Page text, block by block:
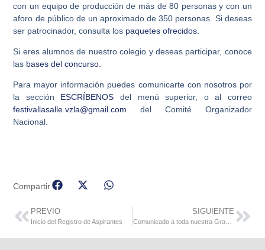
con un equipo de producción de más de 80 personas y con un
aforo de público de un aproximado de 350 personas. Si deseas
ser patrocinador, consulta los paquetes ofrecidos.
Si eres alumnos de nuestro colegio y deseas participar, conoce
las bases del concurso.
Para mayor información puedes comunicarte con nosotros por
la sección ESCRÍBENOS del menú superior, o al correo
festivallasalle.vzla@gmail.com del Comité Organizador
Nacional.
Compartir
PREVIO
Inicio del Registro de Aspirantes
SIGUIENTE
Comunicado a toda nuestra Gran Familia